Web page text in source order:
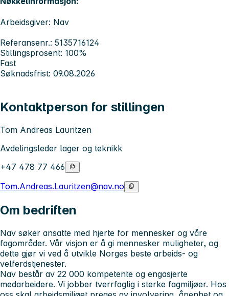
Arbeidsgiver: Nav
Referansenr.: 5135716124
Stillingsprosent: 100%
Fast
Søknadsfrist: 09.08.2026
Kontaktperson for stillingen
Tom Andreas Lauritzen
Avdelingsleder lager og teknikk
+47 478 77 466
Tom.Andreas.Lauritzen@nav.no
Om bedriften
Nav søker ansatte med hjerte for mennesker og våre
fagområder. Vår visjon er å gi mennesker muligheter, og
dette gjør vi ved å utvikle Norges beste arbeids- og
velferdstjenester.
Nav består av 22 000 kompetente og engasjerte
medarbeidere. Vi jobber tverrfaglig i sterke fagmiljøer. Hos